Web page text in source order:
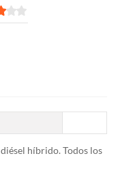
híbrido. Todos los